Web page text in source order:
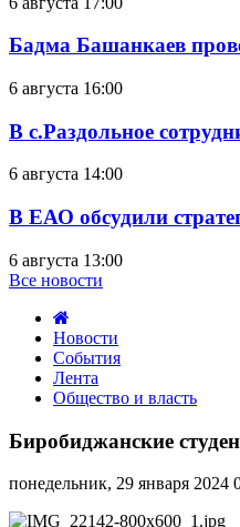
Бадма Башанкаев
6 августа 16:00
В с.Раздольное
6 августа 14:00
В ЕАО обсудили
6 августа 13:00
Все новости
Новости
События
Лента
Общество и власть
студенты
провели
товарищеский
матч
по
Биробиджанские
понедельник, 29 января 2024